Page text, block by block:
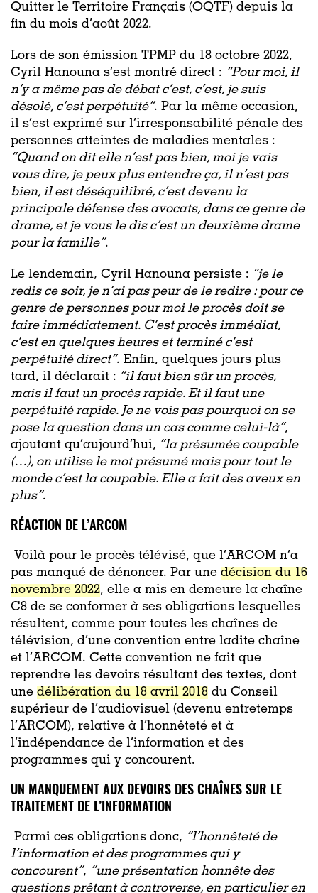
Quitter le Territoire Français (OQTF) depuis la
fin du mois d’août 2022.
Lors de son émission TPMP du 18 octobre 2022,
Cyril Hanouna s’est montré direct : “Pour moi, il
n’y a même pas de débat c’est, c’est, je suis
désolé, c’est perpétuité”. Par la même occasion,
il s’est exprimé sur l’irresponsabilité pénale des
personnes atteintes de maladies mentales :
“Quand on dit elle n’est pas bien, moi je vais
vous dire, je peux plus entendre ça, il n’est pas
bien, il est déséquilibré, c’est devenu la
principale défense des avocats, dans ce genre de
drame, et je vous le dis c’est un deuxième drame
pour la famille”.
Le lendemain, Cyril Hanouna persiste : “je le
redis ce soir, je n’ai pas peur de le redire : pour ce
genre de personnes pour moi le procès doit se
faire immédiatement. C’est procès immédiat,
c’est en quelques heures et terminé c’est
perpétuité direct”. Enfin, quelques jours plus
tard, il déclarait : “il faut bien sûr un procès,
mais il faut un procès rapide. Et il faut une
perpétuité rapide. Je ne vois pas pourquoi on se
pose la question dans un cas comme celui-là”,
ajoutant qu’aujourd’hui, “la présumée coupable
(…), on utilise le mot présumé mais pour tout le
monde c’est la coupable. Elle a fait des aveux en
plus”.
RÉACTION DE L’ARCOM
Voilà pour le procès télévisé, que l’ARCOM n’a
pas manqué de dénoncer. Par une décision du 16
novembre 2022, elle a mis en demeure la chaîne
C8 de se conformer à ses obligations lesquelles
résultent, comme pour toutes les chaînes de
télévision, d’une convention entre ladite chaîne
et l’ARCOM. Cette convention ne fait que
reprendre les devoirs résultant des textes, dont
une délibération du 18 avril 2018 du Conseil
supérieur de l’audiovisuel (devenu entretemps
l’ARCOM), relative à l’honnêteté et à
l’indépendance de l’information et des
programmes qui y concourent.
UN MANQUEMENT AUX DEVOIRS DES CHAÎNES SUR LE
TRAITEMENT DE L’INFORMATION
Parmi ces obligations donc, “l’honnêteté de
l’information et des programmes qui y
concourent”, “une présentation honnête des
questions prêtant à controverse, en particulier en